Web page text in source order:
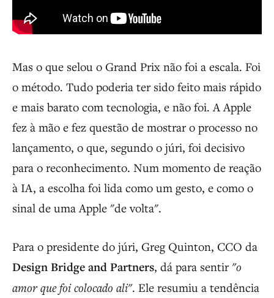
Mas o que selou o Grand Prix não foi a escala. Foi
o método. Tudo poderia ter sido feito mais rápido
e mais barato com tecnologia, e não foi. A Apple
fez à mão e fez questão de mostrar o processo no
lançamento, o que, segundo o júri, foi decisivo
para o reconhecimento. Num momento de reação
à IA, a escolha foi lida como um gesto, e como o
sinal de uma Apple "de volta".
Para o presidente do júri, Greg Quinton, CCO da
Design Bridge and Partners, dá para sentir "o
amor que foi colocado ali". Ele resumiu a tendência